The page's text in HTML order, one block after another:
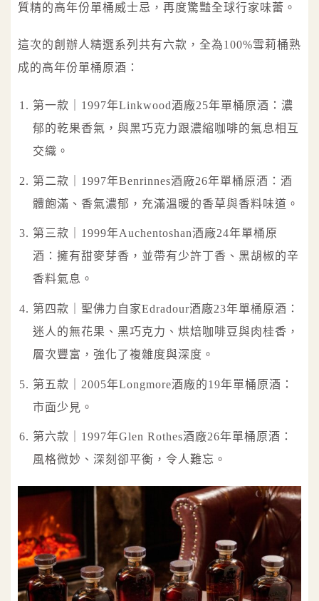
質精的高年份單桶威士忌，再度驚豔全球行家味蕾。
這次的創辦人精選系列共有六款，全為100%雪莉桶熟
成的高年份單桶原酒：
第一款｜1997年Linkwood酒廠25年單桶原酒：濃
郁的乾果香氣，與黑巧克力跟濃縮咖啡的氣息相互
交織。
第二款｜1997年Benrinnes酒廠26年單桶原酒：酒
體飽滿、香氣濃郁，充滿溫暖的香草與香料味道。
第三款｜1999年Auchentoshan酒廠24年單桶原
酒：擁有甜麥芽香，並帶有少許丁香、黑胡椒的辛
香料氣息。
第四款｜聖佛力自家Edradour酒廠23年單桶原酒：
迷人的無花果、黑巧克力、烘焙咖啡豆與肉桂香，
層次豐富，強化了複雜度與深度。
第五款｜2005年Longmore酒廠的19年單桶原酒：
市面少見。
第六款｜1997年Glen Rothes酒廠26年單桶原酒：
風格微妙、深刻卻平衡，令人難忘。